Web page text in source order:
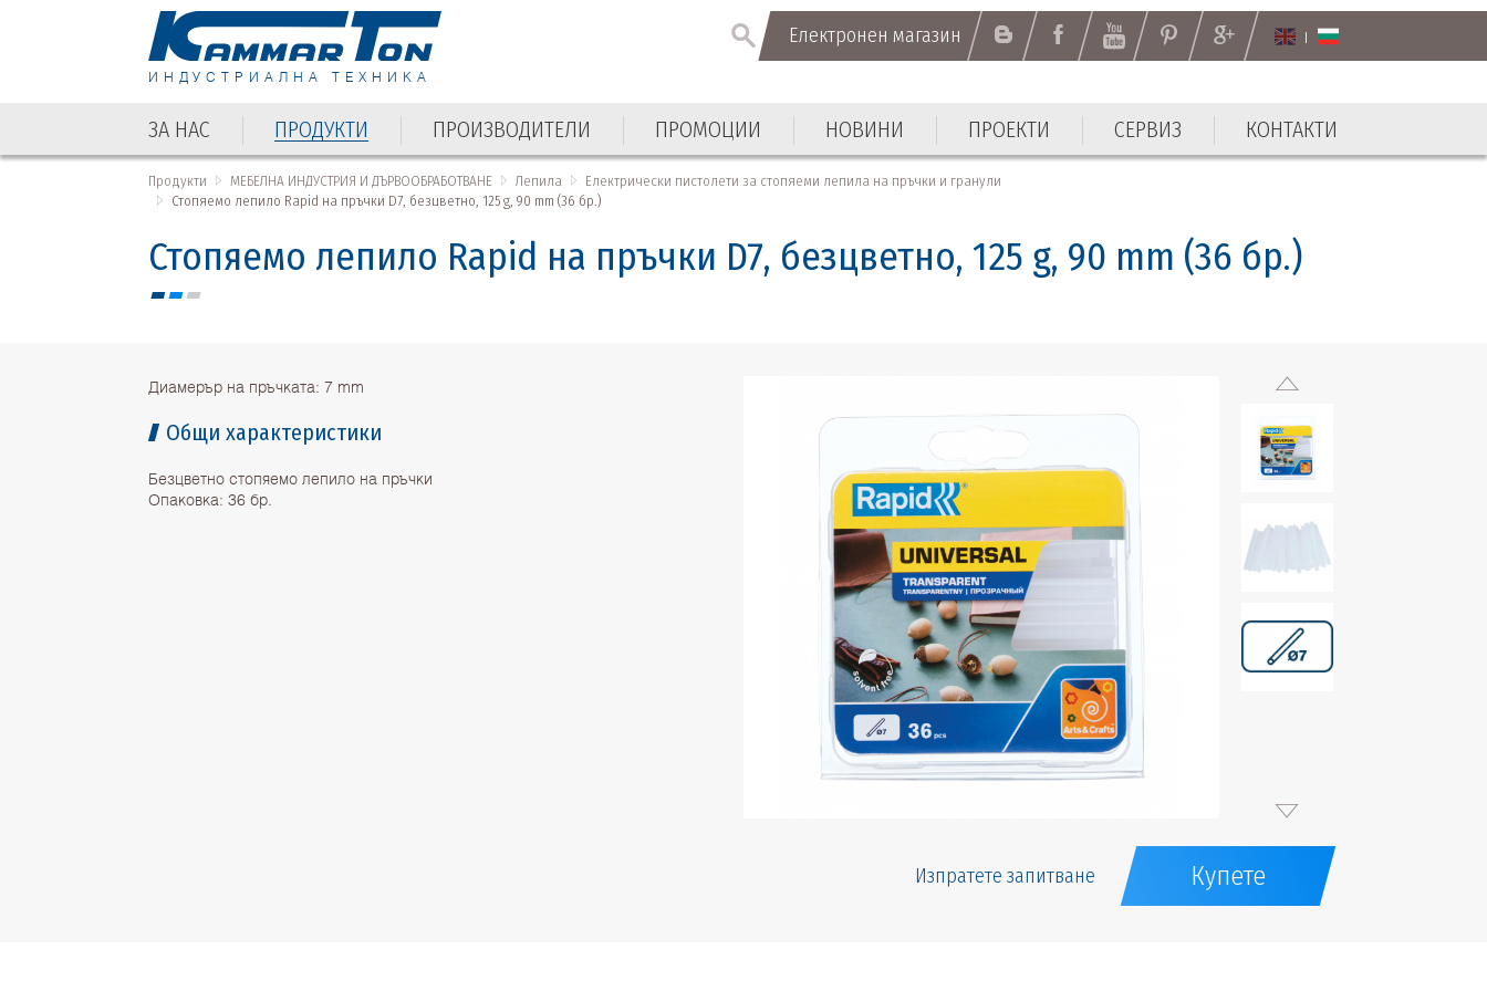
ИНДУСТРИАЛНА ТЕХНИКА
Електронен магазин
ЗА НАС ПРОДУКТИ ПРОИЗВОДИТЕЛИ ПРОМОЦИИ НОВИНИ ПРОЕКТИ СЕРВИЗ КОНТАКТИ
Електронен магазин
ЗА НАС ПРОДУКТИ
Продукти МЕБЕЛНА ИНДУСТРИЯ И ДЪРВООБРАБОТВАНЕ Лепила
Електрически пистолети за стопяеми лепила на пръчки и гранули
Стопяемо лепило Rapid на пръчки D7, безцветно, 125 g, 90 mm (36 бр.)
Стопяемо лепило Rapid на пръчки D7, безцветно, 125 g, 90 mm (36 бр.)
Диамерър на пръчката: 7 mm
Общи характеристики
Безцветно стопяемо лепило на пръчки
Опаковка: 36 бр.
Изпратете запитване Купете